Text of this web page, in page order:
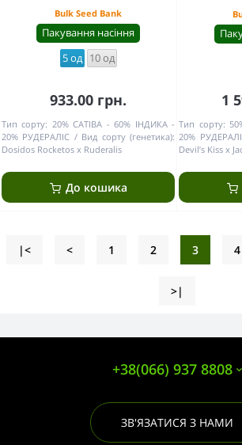
Bulk Seed Bank
Пакування насіння
5 од 10 од
933.00 грн.
Тип сорту: 20% САТІВА - 60% ІНДИКА -
20% РУДЕРАЛІС
Вид сорту (генетика):
Dosidos Rocketos x Ruderalis
До кошика
1
Тип сорту:
20%
Devil’s Kiss x
|< < 1 2 3 4
>|
+38(066) 937 8808
ЗВ'ЯЗАТИСЯ З НАМИ